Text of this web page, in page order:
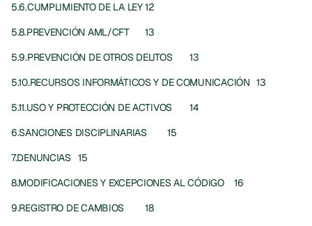
5.6.CUMPLIMIENTO DE LA LEY	12
5.8.PREVENCIÓN AML/CFT	13
5.9.PREVENCIÓN DE OTROS DELITOS	13
5.10.RECURSOS INFORMÁTICOS Y DE COMUNICACIÓN	13
5.11.USO Y PROTECCIÓN DE ACTIVOS	14
6.SANCIONES DISCIPLINARIAS	15
7.DENUNCIAS	15
8.MODIFICACIONES Y EXCEPCIONES AL CÓDIGO	16
9.REGISTRO DE CAMBIOS	18